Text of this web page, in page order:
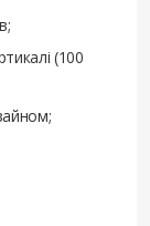
(100